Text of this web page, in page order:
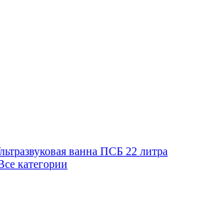
ванна ПСБ 22 литра
категории